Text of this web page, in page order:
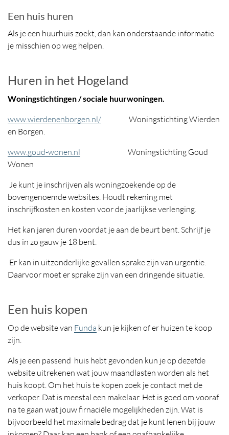
Een huis huren
Als je een huurhuis zoekt, dan kan onderstaande informatie
je misschien op weg helpen.
Huren in het Hogeland
Woningstichtingen / sociale huurwoningen.
www.wierdenenborgen.nl/ Woningstichting Wierden
en Borgen.
www.goud-wonen.nl Woningstichting Goud
Wonen
Je kunt je inschrijven als woningzoekende op de
bovengenoemde websites. Houdt rekening met
inschrijfkosten en kosten voor de jaarlijkse verlenging.
Het kan jaren duren voordat je aan de beurt bent. Schrijf je
dus in zo gauw je 18 bent.
Er kan in uitzonderlijke gevallen sprake zijn van urgentie.
Daarvoor moet er sprake zijn van een dringende situatie.
Een huis kopen
Op de website van Funda kun je kijken of er huizen te koop
zijn.
Als je een passend huis hebt gevonden kun je op dezefde
website uitrekenen wat jouw maandlasten worden als het
huis koopt. Om het huis te kopen zoek je contact met de
verkoper. Dat is meestal een makelaar. Het is goed om vooraf
na te gaan wat jouw firnaciële mogelijkheden zijn. Wat is
bijvoorbeeld het maximale bedrag dat je kunt lenen bij jouw